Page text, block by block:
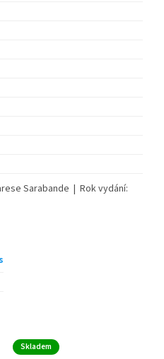
Sarabande | Rok vydání:
Skladem